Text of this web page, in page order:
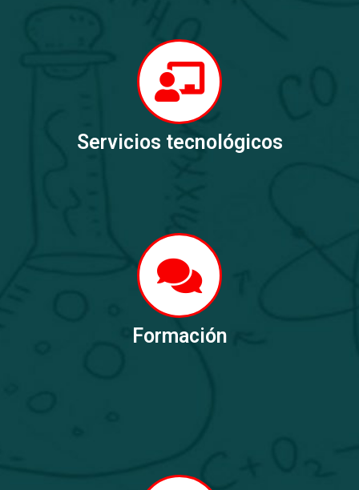
Servicios tecnológicos
Formación